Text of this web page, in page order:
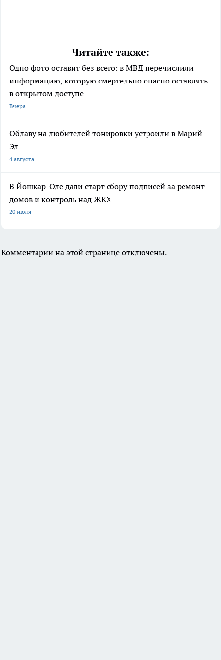
Читайте также:
Одно фото оставит без всего: в МВД перечислили
информацию, которую смертельно опасно оставлять
в открытом доступе
Вчера
Облаву на любителей тонировки устроили в Марий
Эл
4 августа
В Йошкар-Оле дали старт сбору подписей за ремонт
домов и контроль над ЖКХ
20 июля
Комментарии на этой странице отключены.